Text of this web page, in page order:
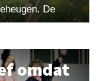
De
omdat